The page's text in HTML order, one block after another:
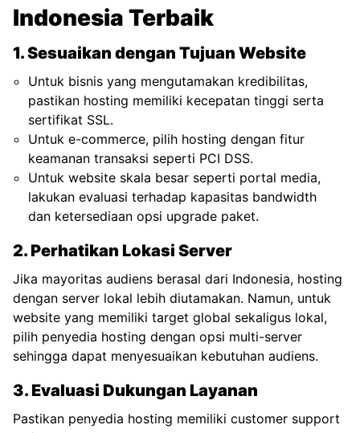
Indonesia Terbaik
1. Sesuaikan dengan Tujuan Website
Untuk bisnis yang mengutamakan kredibilitas,
pastikan hosting memiliki kecepatan tinggi serta
sertifikat SSL.
Untuk e-commerce, pilih hosting dengan fitur
keamanan transaksi seperti PCI DSS.
Untuk website skala besar seperti portal media,
lakukan evaluasi terhadap kapasitas bandwidth
dan ketersediaan opsi upgrade paket.
2. Perhatikan Lokasi Server
Jika mayoritas audiens berasal dari Indonesia, hosting
dengan server lokal lebih diutamakan. Namun, untuk
website yang memiliki target global sekaligus lokal,
pilih penyedia hosting dengan opsi multi-server
sehingga dapat menyesuaikan kebutuhan audiens.
3. Evaluasi Dukungan Layanan
Pastikan penyedia hosting memiliki customer support